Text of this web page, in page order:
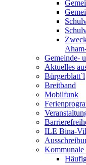
Gemeinde-
Aktuelles
Bürgerblatt`l
Breitband
Mobilfunk
ILE Bina-
Kommunale